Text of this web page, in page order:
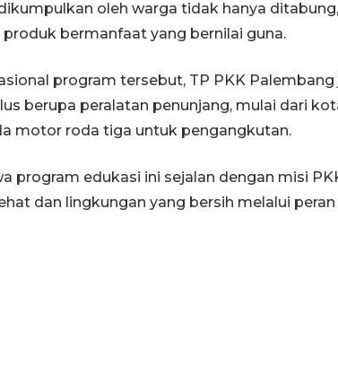
oleh warga tidak hanya
bermanfaat yang bernilai guna.
program tersebut, TP PKK
berupa peralatan penunjang, mulai dari
motor roda tiga untuk pengangkutan.
program edukasi ini sejalan dengan misi
dan lingkungan yang bersih melalui